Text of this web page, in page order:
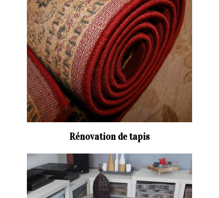
Rénovation de tapis